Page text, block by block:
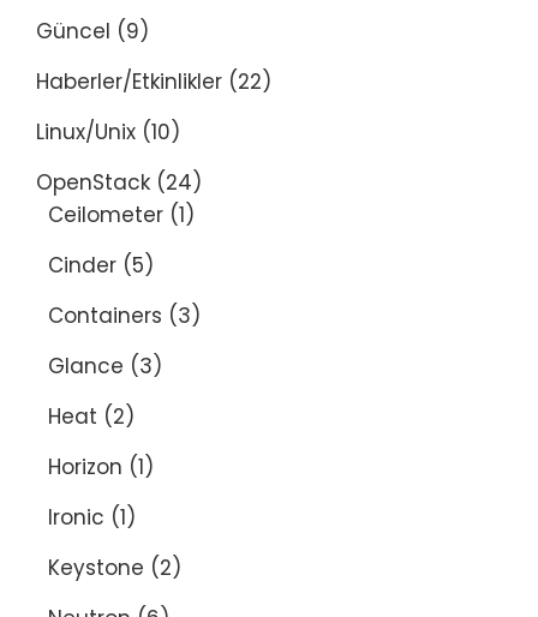
Güncel (9)
Haberler/Etkinlikler (22)
Linux/Unix (10)
OpenStack (24)
Ceilometer (1)
Cinder (5)
Containers (3)
Glance (3)
Heat (2)
Horizon (1)
Ironic (1)
Keystone (2)